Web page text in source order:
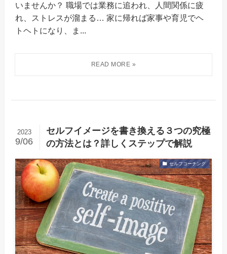
いませんか？ 職場では業務に追われ、人間関係に疲
れ、ストレスが溜まる… 家に帰れば家事や育児でヘ
トヘトになり、ま...
セルフイメージを書き換える３つの究極
の方法とは？詳しくステップで解説
2023
9/06
セルフコーチング